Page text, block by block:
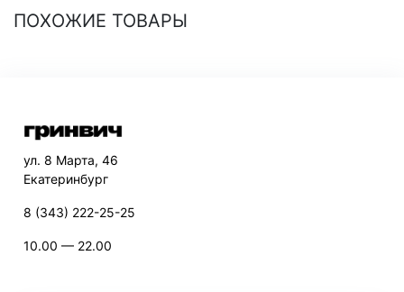
ПОХОЖИЕ ТОВАРЫ
ул. 8 Марта, 46
Екатеринбург
8 (343) 222-25-25
10.00 — 22.00